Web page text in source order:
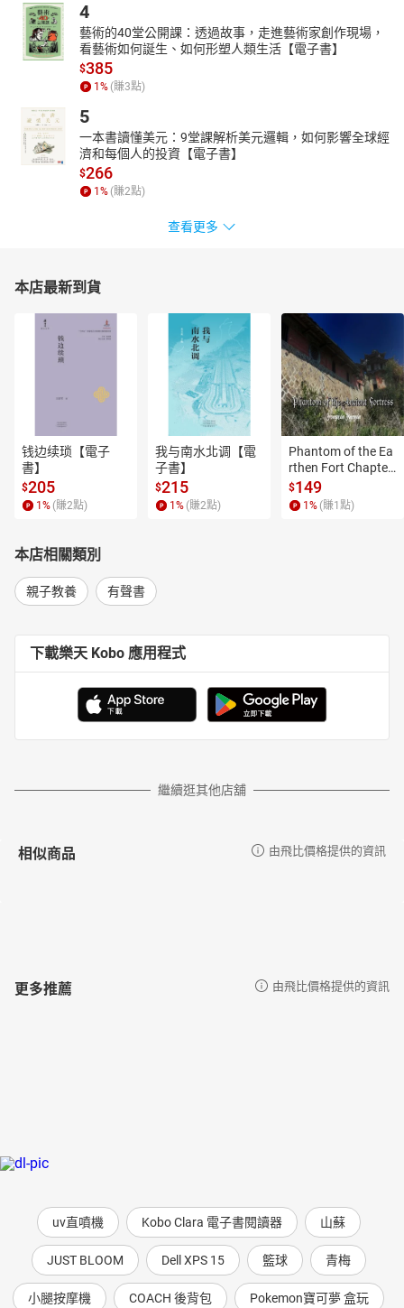
4
藝術的40堂公開課：透過故事，走進藝術家創作現場，
看藝術如何誕生、如何形塑人類生活【電子書】
$385
1 % (賺3點)
5
一本書讀懂美元：9堂課解析美元邏輯，如何影響全球經
濟和每個人的投資【電子書】
$266
1 % (賺2點)
查看更多
本店最新到貨
钱边续琐【電子
書】
$205
1 % (賺2點)
我与南水北调【電
子書】
$215
1 % (賺2點)
Phantom of the Ea
rthen Fort Chapter
4【有聲書】
$149
1 % (賺1 點)
本店相關類別
親子教養 有聲書
下載樂天 Kobo 應用程式
繼續逛其他店舖
相似商品 由飛比價格提供的資訊
更多推薦 由飛比價格提供的資訊
uv直噴機 Kobo Clara 電子書閱讀器 山蘇
JUST BLOOM Dell XPS 15 籃球 青梅
小腿按摩機 COACH 後背包 Pokemon寶可夢 盒玩